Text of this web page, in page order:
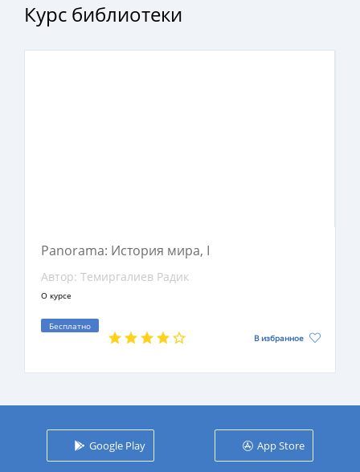
прошлое и как можно больше узнать об истории
происхождения человечества, найдет в этой
Курс библиотеки
Panorama: История мира, І
Автор: Темиргалиев Радик
О курсе
Бесплатно
В избранное
Google Play App Store